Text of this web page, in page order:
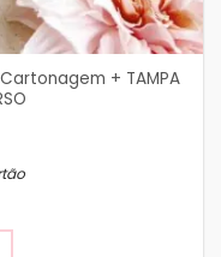
+ TAMPA